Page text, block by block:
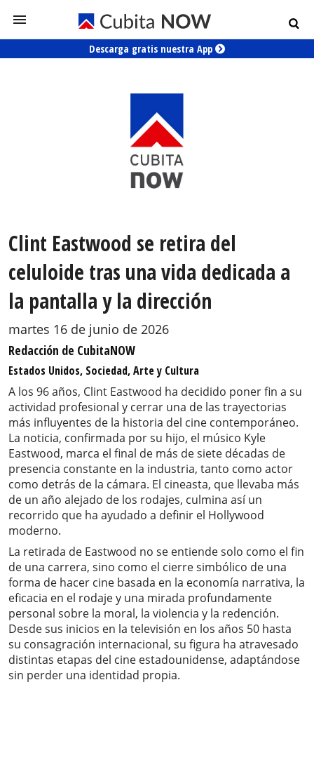
Descarga gratis nuestra App
Clint Eastwood se retira del
celuloide tras una vida dedicada a
la pantalla y la dirección
martes 16 de junio de 2026
Redacción de CubitaNOW
Estados Unidos, Sociedad, Arte y Cultura
A los 96 años, Clint Eastwood ha decidido poner fin a su
actividad profesional y cerrar una de las trayectorias
más influyentes de la historia del cine contemporáneo.
La noticia, confirmada por su hijo, el músico Kyle
Eastwood, marca el final de más de siete décadas de
presencia constante en la industria, tanto como actor
como detrás de la cámara. El cineasta, que llevaba más
de un año alejado de los rodajes, culmina así un
recorrido que ha ayudado a definir el Hollywood
moderno.
La retirada de Eastwood no se entiende solo como el fin
de una carrera, sino como el cierre simbólico de una
forma de hacer cine basada en la economía narrativa, la
eficacia en el rodaje y una mirada profundamente
personal sobre la moral, la violencia y la redención.
Desde sus inicios en la televisión en los años 50 hasta
su consagración internacional, su figura ha atravesado
distintas etapas del cine estadounidense, adaptándose
sin perder una identidad propia.